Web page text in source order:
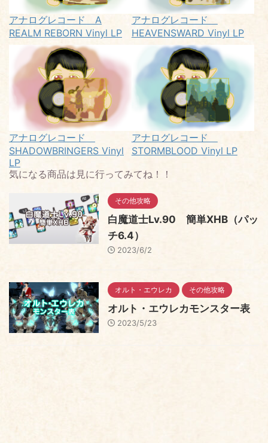
アナログレコード A
REALM REBORN Vinyl LP
アナログレコード
HEAVENSWARD Vinyl LP
アナログレコード
SHADOWBRINGERS Vinyl
LP
アナログレコード
STORMBLOOD Vinyl LP
気になる商品は見に行ってみてね！！
その他攻略
白魔道士Lv.90 簡単XHB（パッ
チ6.4）
2023/6/2
オルト・エウレカ その他攻略
オルト・エウレカモンスター表
2023/5/23